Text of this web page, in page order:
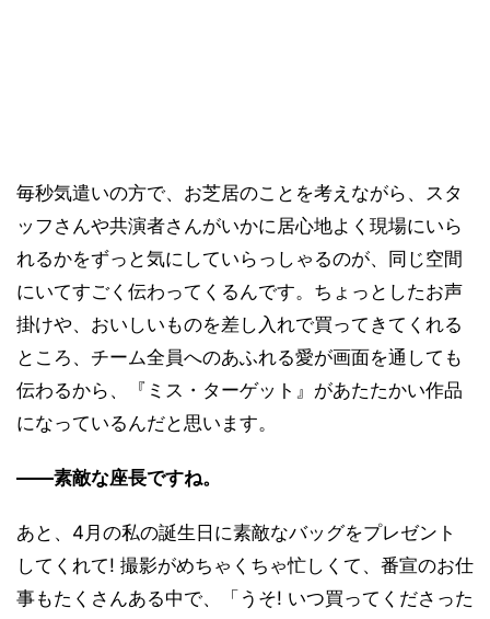
毎秒気遣いの方で、お芝居のことを考えながら、スタ
ッフさんや共演者さんがいかに居心地よく現場にいら
れるかをずっと気にしていらっしゃるのが、同じ空間
にいてすごく伝わってくるんです。ちょっとしたお声
掛けや、おいしいものを差し入れで買ってきてくれる
ところ、チーム全員へのあふれる愛が画面を通しても
伝わるから、『ミス・ターゲット』があたたかい作品
になっているんだと思います。
――素敵な座長ですね。
あと、4月の私の誕生日に素敵なバッグをプレゼント
してくれて! 撮影がめちゃくちゃ忙しくて、番宣のお仕
事もたくさんある中で、「うそ! いつ買ってくださった